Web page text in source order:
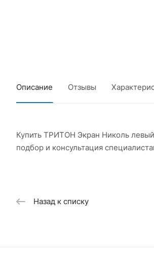
Описание Отзывы
Купить ТРИТОН Экран Николь
подбор и консультация
Назад к списку